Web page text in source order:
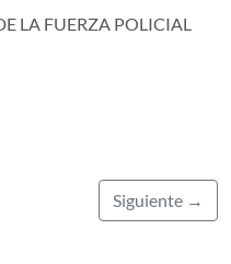
FUERZA POLICIAL
Siguiente →